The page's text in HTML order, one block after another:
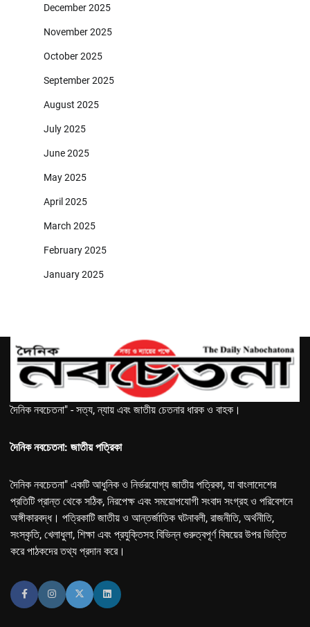
December 2025
November 2025
October 2025
September 2025
August 2025
July 2025
June 2025
May 2025
April 2025
March 2025
February 2025
January 2025
দৈনিক নবচেতনা" - সত্য, ন্যায় এবং জাতীয় চেতনার ধারক ও বাহক।
দৈনিক নবচেতনা: জাতীয় পত্রিকা
দৈনিক নবচেতনা" একটি আধুনিক ও নির্ভরযোগ্য জাতীয় পত্রিকা, যা বাংলাদেশের
প্রতিটি প্রান্ত থেকে সঠিক, নিরপেক্ষ এবং সময়োপযোগী সংবাদ সংগ্রহ ও পরিবেশনে
অঙ্গীকারবদ্ধ। পত্রিকাটি জাতীয় ও আন্তর্জাতিক ঘটনাবলী, রাজনীতি, অর্থনীতি,
সংস্কৃতি, খেলাধুলা, শিক্ষা এবং প্রযুক্তিসহ বিভিন্ন গুরুত্বপূর্ণ বিষয়ের উপর ভিত্তি
করে পাঠকদের তথ্য প্রদান করে।